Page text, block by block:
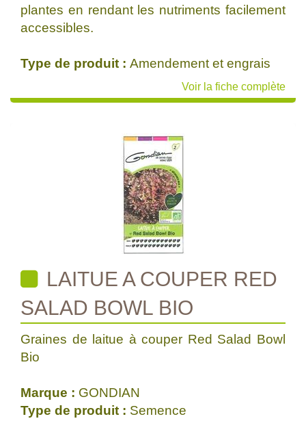
plantes en rendant les nutriments facilement
accessibles.
Type de produit : Amendement et engrais
Voir la fiche complète
LAITUE A COUPER RED
SALAD BOWL BIO
Graines de laitue à couper Red Salad Bowl
Bio
Marque : GONDIAN
Type de produit : Semence